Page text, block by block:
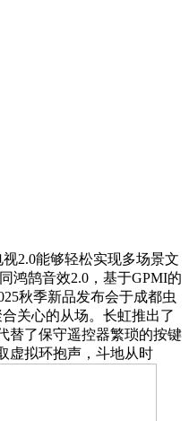
2.0能够轻松实现多场景文
鸿鹄音效2.0，基于GPMI的
秋季新品发布会于成都虫
关心的从场。长虹推出了
替了保守遥控器繁琐的按键
虚拟环抱声，斗地从时